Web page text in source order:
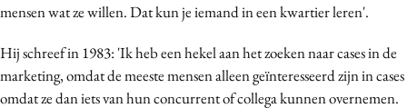
PR
Programmatic
mensen wat ze willen. Dat kun je iemand in een kwartier leren'.
Hij schreef in 1983: 'Ik heb een hekel aan het zoeken naar cases in de
marketing, omdat de meeste mensen alleen geïnteresseerd zijn in cases
omdat ze dan iets van hun concurrent of collega kunnen overnemen.